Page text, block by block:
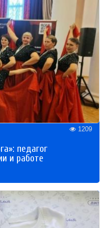
1209
педагог
и работе